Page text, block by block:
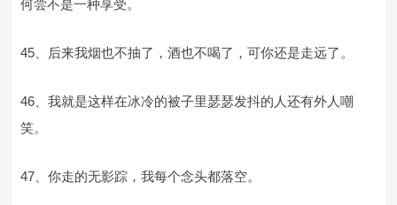
何尝不是一种享受。
45、后来我烟也不抽了，酒也不喝了，可你还是走远了。
46、我就是这样在冰冷的被子里瑟瑟发抖的人还有外人嘲
笑。
47、你走的无影踪，我每个念头都落空。